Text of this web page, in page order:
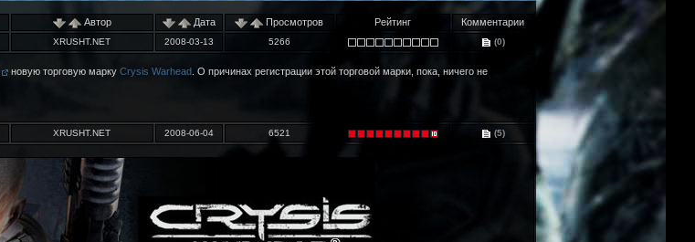
Автор Дата Просмотров Рейтинг Комментарии
XRUSHT.NET 2008-03-13 5266 (0)
новую торговую марку Crysis Warhead. О причинах регистрации этой торговой марки, пока, ничего не
XRUSHT.NET 2008-06-04 6521 (5)